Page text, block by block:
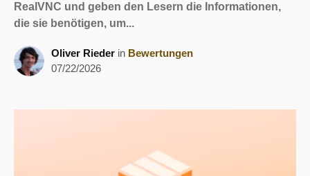
RealVNC und geben den Lesern die Informationen,
die sie benötigen, um...
Oliver Rieder in Bewertungen
07/22/2026